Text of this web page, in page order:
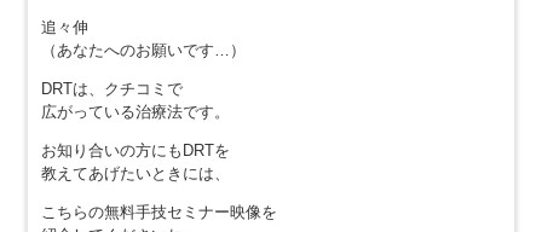
追々伸
（あなたへのお願いです…）
DRTは、クチコミで
広がっている治療法です。
お知り合いの方にもDRTを
教えてあげたいときには、
こちらの無料手技セミナー映像を